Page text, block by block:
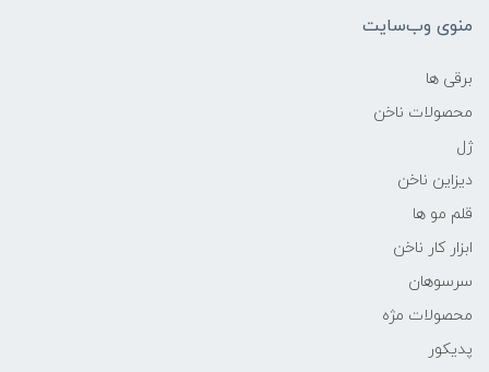
منوی وب‌سایت
برقی ها
محصولات ناخن
ژل
دیزاین ناخن
قلم مو ها
ابزار کار ناخن
سرسوهان
محصولات مژه
پدیکور